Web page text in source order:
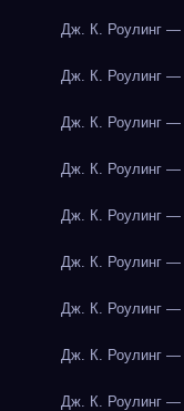
Дж. К. Роулинг —
Дж. К. Роулинг —
Дж. К. Роулинг —
Дж. К. Роулинг —
Дж. К. Роулинг —
Дж. К. Роулинг —
Дж. К. Роулинг —
Дж. К. Роулинг —
Дж. К. Роулинг —